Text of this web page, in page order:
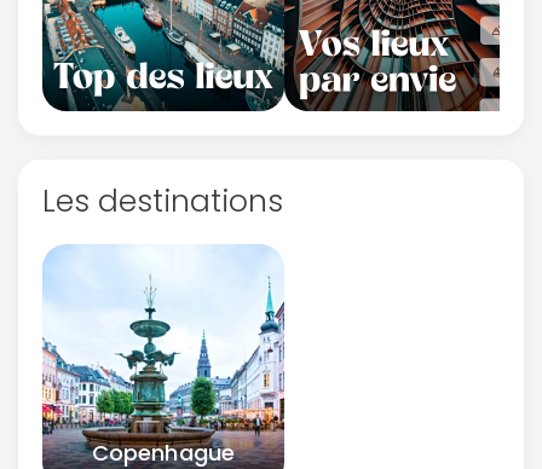
Les destinations
Copenhague